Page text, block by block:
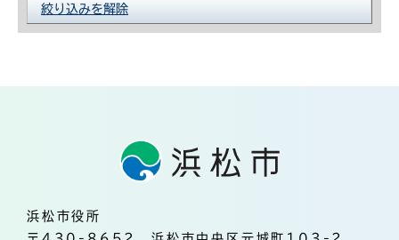
絞り込みを解除
浜松市役所